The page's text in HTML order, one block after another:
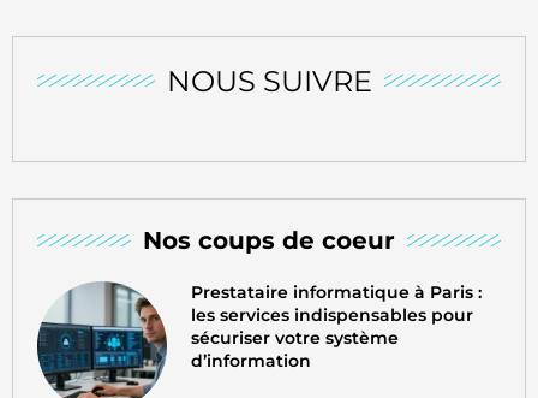
NOUS SUIVRE
Nos coups de coeur
Prestataire informatique à Paris :
les services indispensables pour
sécuriser votre système
d’information